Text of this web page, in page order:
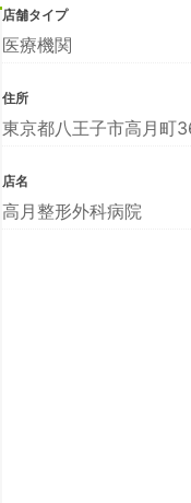
店舗タイプ
医療機関
住所
東京都八王子市高月町
店名
高月整形外科病院